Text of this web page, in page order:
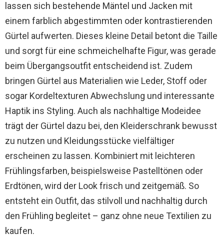
lassen sich bestehende Mäntel und Jacken mit
einem farblich abgestimmten oder kontrastierenden
Gürtel aufwerten. Dieses kleine Detail betont die Taille
und sorgt für eine schmeichelhafte Figur, was gerade
beim Übergangsoutfit entscheidend ist. Zudem
bringen Gürtel aus Materialien wie Leder, Stoff oder
sogar Kordeltexturen Abwechslung und interessante
Haptik ins Styling. Auch als nachhaltige Modeidee
trägt der Gürtel dazu bei, den Kleiderschrank bewusst
zu nutzen und Kleidungsstücke vielfältiger
erscheinen zu lassen. Kombiniert mit leichteren
Frühlingsfarben, beispielsweise Pastelltönen oder
Erdtönen, wird der Look frisch und zeitgemäß. So
entsteht ein Outfit, das stilvoll und nachhaltig durch
den Frühling begleitet – ganz ohne neue Textilien zu
kaufen.